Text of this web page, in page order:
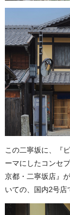
この二寧坂に、『
ーマにしたコンセ
京都・二寧坂店』
いての、国内2号店